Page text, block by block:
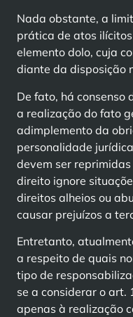
Nada obstante, a
prática de atos
elemento dolo, cuja
diante da disposição
De fato, há
a realização do fato
adimplemento da
personalidade
devem ser
direito ignore
direitos alheios ou
causar prejuízos a
Entretanto,
a respeito de quais
tipo de
se a considerar o art.
apenas à realização